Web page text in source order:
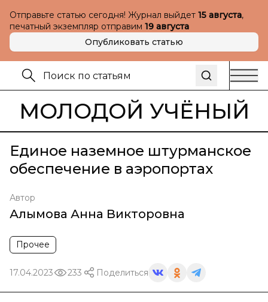
Отправьте статью сегодня! Журнал выйдет 15 августа,
печатный экземпляр отправим 19 августа
Опубликовать статью
МОЛОДОЙ УЧЁНЫЙ
Единое наземное штурманское
обеспечение в аэропортах
Автор
Алымова Анна Викторовна
Прочее
17.04.2023 233 Поделиться